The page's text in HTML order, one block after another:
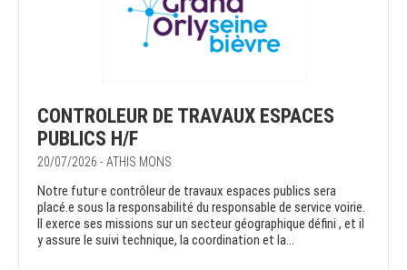
CONTROLEUR DE TRAVAUX ESPACES
PUBLICS H/F
20/07/2026 - ATHIS MONS
Notre futur·e contrôleur de travaux espaces publics sera
placé.e sous la responsabilité du responsable de service voirie.
Il exerce ses missions sur un secteur géographique défini , et il
y assure le suivi technique, la coordination et la...